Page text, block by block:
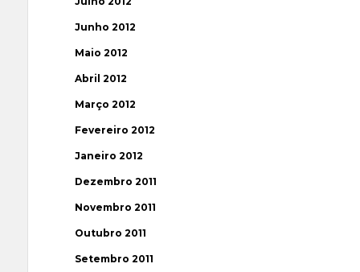
Junho 2012
Maio 2012
Abril 2012
Março 2012
Fevereiro 2012
Janeiro 2012
Dezembro 2011
Novembro 2011
Outubro 2011
Setembro 2011